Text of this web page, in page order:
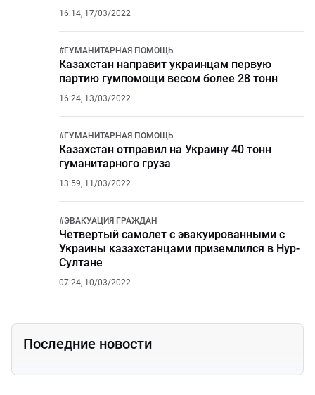
16:14, 17/03/2022
#ГУМАНИТАРНАЯ ПОМОЩЬ
Казахстан направит украинцам первую
партию гумпомощи весом более 28 тонн
16:24, 13/03/2022
#ГУМАНИТАРНАЯ ПОМОЩЬ
Казахстан отправил на Украину 40 тонн
гуманитарного груза
13:59, 11/03/2022
#ЭВАКУАЦИЯ ГРАЖДАН
Четвертый самолет с эвакуированными с
Украины казахстанцами приземлился в Нур-
Султане
07:24, 10/03/2022
Последние новости